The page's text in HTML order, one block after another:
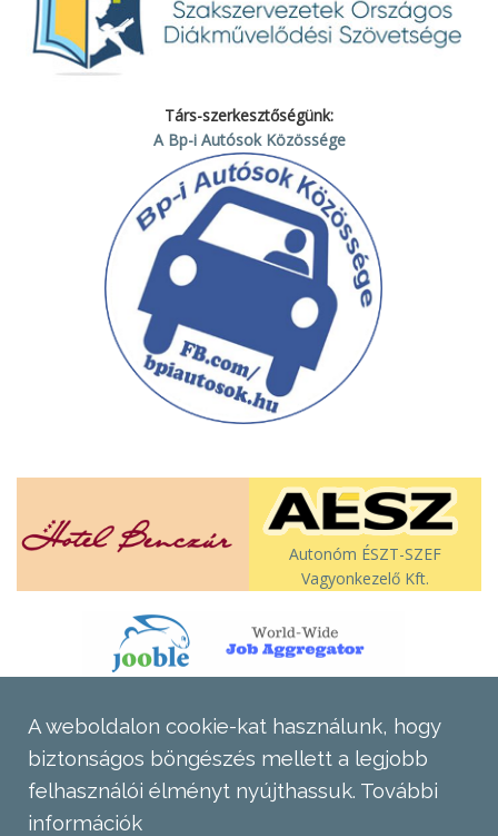
Társ-szerkesztőségünk:
A Bp-i Autósok Közössége
Autonóm ÉSZT-SZEF
Vagyonkezelő Kft.
A weboldalon cookie-kat használunk, hogy
biztonságos böngészés mellett a legjobb
felhasználói élményt nyújthassuk. További
információk